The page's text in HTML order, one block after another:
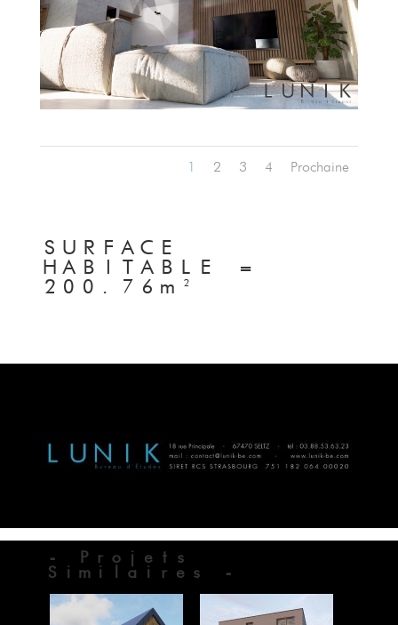
1 2 3 4 Prochaine
SURFACE
HABITABLE =
200.76m²
- Projets
Similaires -